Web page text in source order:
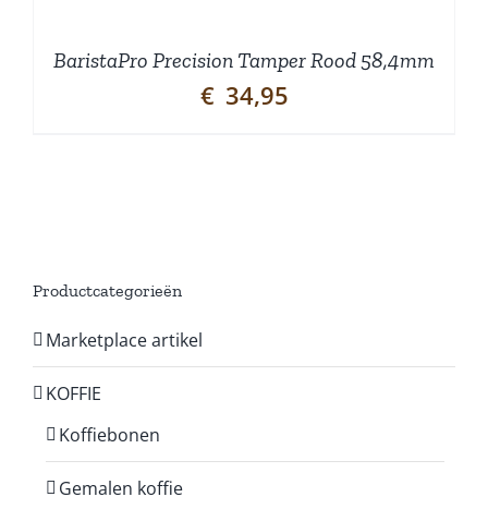
BaristaPro Precision Tamper Rood 58,4mm
€ 34,95
Productcategorieën
Marketplace artikel
KOFFIE
Koffiebonen
Gemalen koffie